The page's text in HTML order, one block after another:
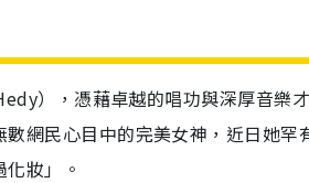
），憑藉卓越的唱功與深厚音樂
網民心目中的完美女神，近日她罕
妝」。